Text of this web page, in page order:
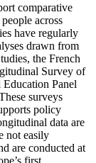
comparative
across
have regularly
drawn from
the French
Survey of
Panel
surveys
policy
data are
not easily
are conducted at
first